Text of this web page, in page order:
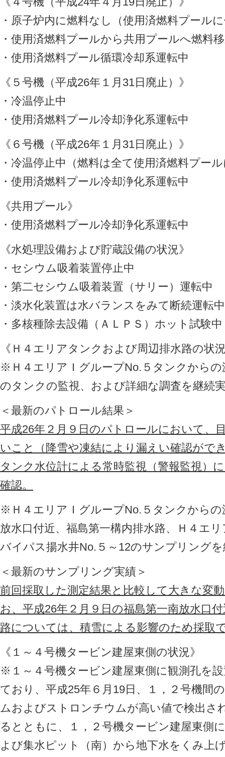
・原子炉内に燃料なし（使用済燃料プール
・使用済燃料プールから共用プールへ燃料
・使用済燃料プール循環冷却系運転中
《５号機（平成26年１月31日廃止）》
・冷温停止中
・使用済燃料プール冷却浄化系運転中
《６号機（平成26年１月31日廃止）》
・冷温停止中（燃料は全て使用済燃料プー
・使用済燃料プール冷却浄化系運転中
《共用プール》
・使用済燃料プール冷却浄化系運転中
《水処理設備および貯蔵設備の状況》
・セシウム吸着装置停止中
・第二セシウム吸着装置（サリー）運転中
・淡水化装置は水バランスをみて断続運転中
・多核種除去設備（ＡＬＰＳ）ホット試験中
《Ｈ４エリアタンクおよび周辺排水路の状
※Ｈ４エリアＩグループNo.５タンクから
のタンクの監視、および詳細な調査を継続
＜最新のパトロール結果＞
平成26年２月９日のパトロールにおいて、
いこと（降雪や凍結により漏えい確認がで
タンク水位計による常時監視（警報監視）
確認。
※Ｈ４エリアＩグループNo.５タンクから
放水口付近、福島第一構内排水路、Ｈ４エ
バイパス揚水井No.５～12のサンプリング
＜最新のサンプリング実績＞
前回採取した測定結果と比較して大きな変
お、平成26年２月９日の福島第一南放水口
路については、積雪による影響のため採取
《１～４号機タービン建屋東側の状況》
※１～４号機タービン建屋東側に観測孔を
ており、平成25年６月19日、１，２号機間
ムおよびストロンチウムが高い値で検出さ
るとともに、１，２号機タービン建屋東側
よび集水ピット（南）から地下水をくみ上